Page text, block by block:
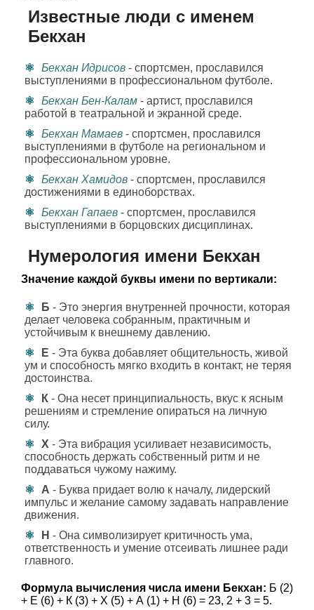
Известные люди с именем
Бекхан
Бекхан Идрисов - спортсмен, прославился
выступлениями в профессиональном футболе.
Бекхан Бен-Калам - артист, прославился
работой в театральной и экранной среде.
Бекхан Мамаев - спортсмен, прославился
выступлениями в футболе на региональном и
профессиональном уровне.
Бекхан Хамидов - спортсмен, прославился
достижениями в единоборствах.
Бекхан Гапаев - спортсмен, прославился
выступлениями в борцовских дисциплинах.
Нумерология имени Бекхан
Значение каждой буквы имени по вертикали:
Б - Это энергия внутренней прочности, которая
делает человека собранным, практичным и
устойчивым к внешнему давлению.
Е - Эта буква добавляет общительность, живой
ум и способность мягко входить в контакт, не теряя
достоинства.
К - Она несет принципиальность, вкус к ясным
решениям и стремление опираться на личную
силу.
Х - Эта вибрация усиливает независимость,
способность держать собственный ритм и не
поддаваться чужому нажиму.
А - Буква придает волю к началу, лидерский
импульс и желание самому задавать направление
движения.
Н - Она символизирует критичность ума,
ответственность и умение отсеивать лишнее ради
главного.
Формула вычисления числа имени Бекхан: Б (2)
+ Е (6) + К (3) + Х (5) + А (1) + Н (6) = 23, 2 + 3 = 5.